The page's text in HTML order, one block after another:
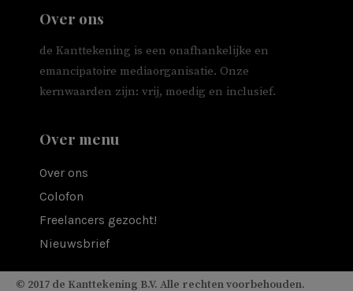
Over ons
de Kanttekening is een onafhankelijke en
emancipatoire mediaorganisatie. Onze
kernwaarden zijn: vrij, moedig en inclusief.
Over menu
Over ons
Colofon
Freelancers gezocht!
Nieuwsbrief
© 2017 de Kanttekening B.V. Alle rechten voorbehouden.